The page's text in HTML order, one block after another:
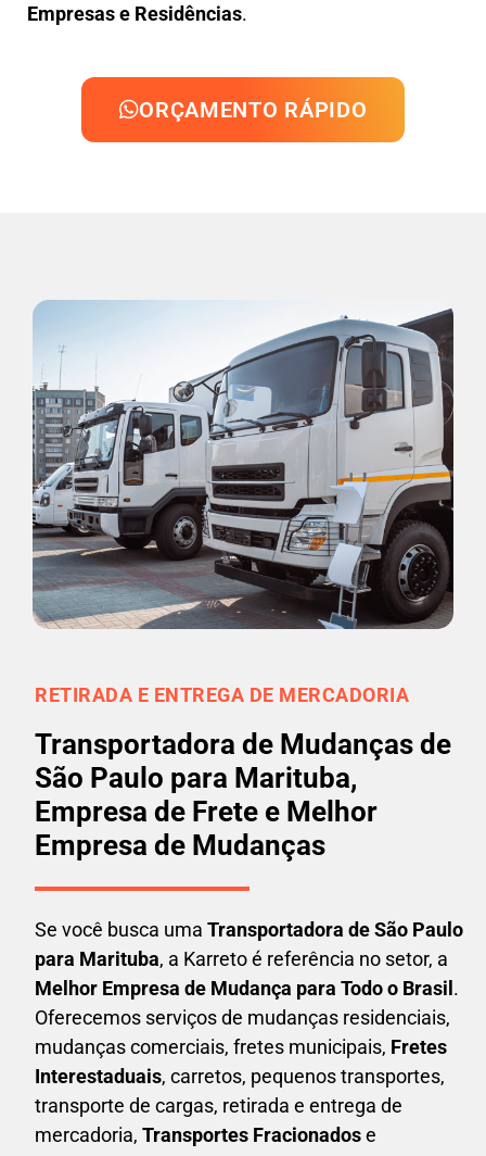
Empresas e Residências.
ORÇAMENTO RÁPIDO
RETIRADA E ENTREGA DE MERCADORIA
Transportadora de Mudanças de
São Paulo para Marituba,
Empresa de Frete e Melhor
Empresa de Mudanças
Se você busca uma Transportadora de São Paulo
para Marituba, a Karreto é referência no setor, a
Melhor Empresa de Mudança para Todo o Brasil.
Oferecemos serviços de mudanças residenciais,
mudanças comerciais, fretes municipais, Fretes
Interestaduais, carretos, pequenos transportes,
transporte de cargas, retirada e entrega de
mercadoria, Transportes Fracionadose